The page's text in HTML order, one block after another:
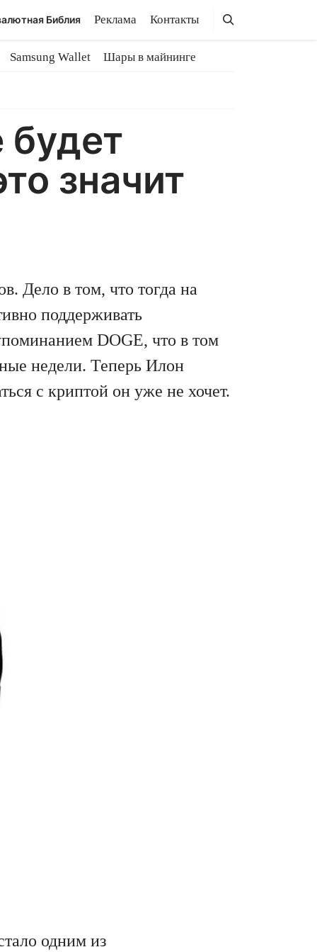
Библия Реклама Контакты Поиск
Поиск
Samsung Wallet Шары в майнинге
значит
Дело в том, что тогда на
поддерживать
DOGE, что в том
недели. Теперь Илон
с криптой он уже не хочет.
одним из